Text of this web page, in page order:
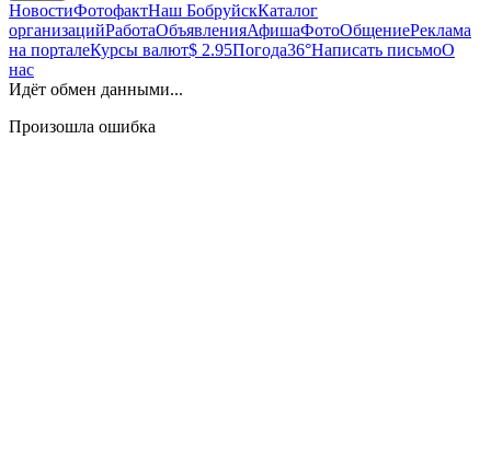
НовостиФотофактНаш БобруйскКаталог
организацийРаботаОбъявленияАфишаФотоОбщениеРеклама
на порталеКурсы валют$ 2.95Погода36°Написать письмоО
нас
Идёт обмен данными...
Произошла ошибка